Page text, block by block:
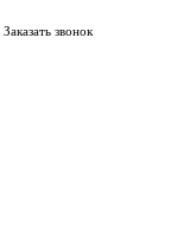
Заказать звонок